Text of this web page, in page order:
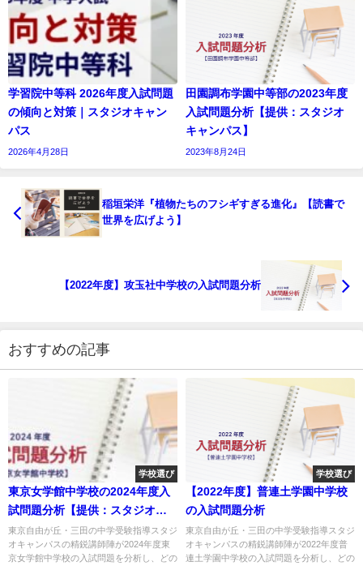
学習院中等科 2026年度入試問題
の傾向と対策｜スタジオキャン
パス
2026年4月28日
田園調布学園中等部の2023年度
入試問題分析【提供：スタジオ
キャンパス】
2023年8月24日
稲垣栄洋『植物たちのフシギすぎる進化』【読書で
世界を広げよう】
【2022年度】攻玉社中学校の入試問題分析
おすすめの記事
学校選び
東京女学館中学校の2024年度入
試問題分析【提供：スタジオキ
ャンパス】
東京自由が丘・三田の中学受験指導スタジ
オキャンパスの精鋭講師陣が2024年度東
京女学館中学校の入試問題を分析し、どの
学校選び
【2022年度】普連土学園中学校
の入試問題分析
東京自由が丘・三田の中学受験指導スタジ
オキャンパスの精鋭講師陣が2022年度普
連土学園中学校の入試問題を分析し、どの